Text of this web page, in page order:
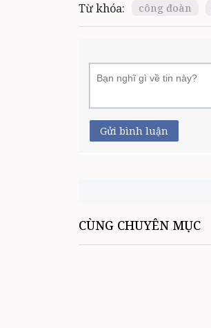
Từ khóa: công đoàn
Gửi bình luận
CÙNG CHUYÊN MỤC